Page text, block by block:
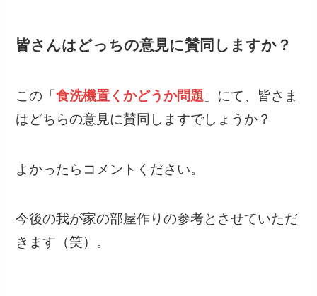
皆さんはどっちの意見に賛同しますか？
この「食洗機置くかどうか問題 」にて、皆さま
はどちらの意見に賛同しますでしょうか？
よかったらコメントください。
今後の我が家の部屋作りの参考とさせていただ
きます（笑）。